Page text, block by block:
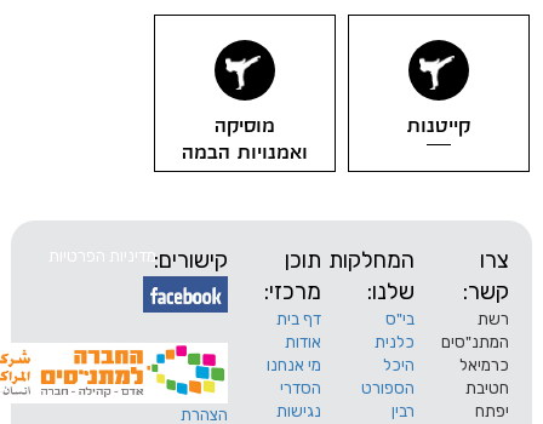
ואמנויות הבמה
המחלקות
שלנו:
בי"ס
כלנית
היכל
הספורט
רבין
תוכן
מרכזי:
דף בית
אודות
מי אנחנו
הסדרי
נגישות
קישורים:
הצהרת
מדיניות הפרטיות